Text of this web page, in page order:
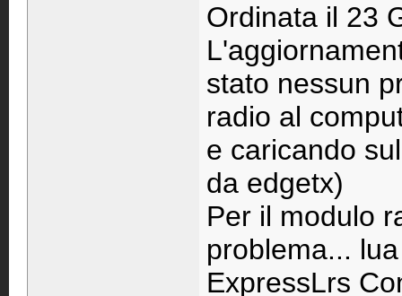
Ordinata il 23
stato nessun
radio al
e caricando
da edgetx)
Per il modulo
problema...
ExpressLrs